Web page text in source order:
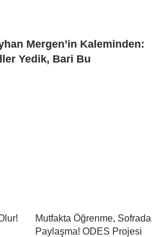
Mergen’in Kaleminden:
Yedik, Bari Bu
Mutfakta Öğrenme, Sofrada
Paylaşma! ODES Projesi